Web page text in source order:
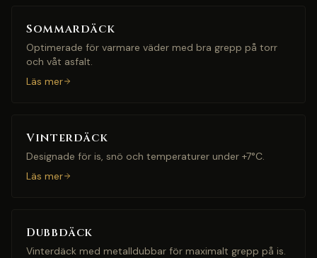
Sommardäck
Optimerade för varmare väder med bra grepp på torr
och våt asfalt.
Läs mer
Vinterdäck
Designade för is, snö och temperaturer under +7°C.
Läs mer
Dubbdäck
Vinterdäck med metalldubbar för maximalt grepp på is.